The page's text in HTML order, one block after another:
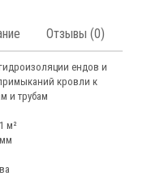
Отзывы (0)
ендов и
кровли к
и трубам
м²